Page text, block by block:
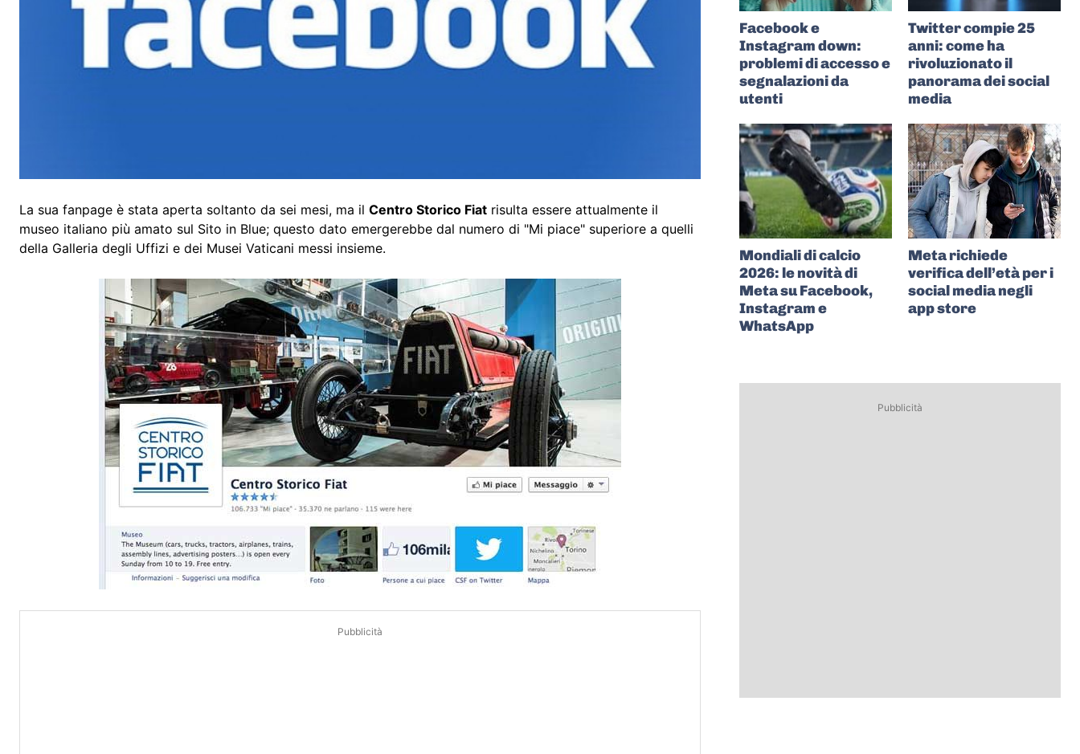
La sua fanpage è stata aperta soltanto da sei mesi, ma il Centro Storico Fiat risulta essere attualmente il
museo italiano più amato sul Sito in Blue; questo dato emergerebbe dal numero di "Mi piace" superiore a quelli
della Galleria degli Uffizi e dei Musei Vaticani messi insieme.
Pubblicità
Facebook e
Instagram down:
problemi di accesso e
segnalazioni da
utenti
Twitter compie 25
anni: come ha
rivoluzionato il
panorama dei social
media
Mondiali di calcio
2026: le novità di
Meta su Facebook,
Instagram e
WhatsApp
Meta richiede
verifica dell’età per i
social media negli
app store
Pubblicità